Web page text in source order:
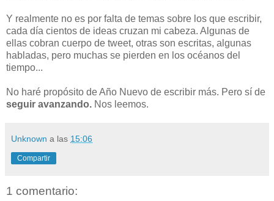
Y realmente no es por falta de temas sobre los que escribir,
cada día cientos de ideas cruzan mi cabeza. Algunas de
ellas cobran cuerpo de tweet, otras son escritas, algunas
habladas, pero muchas se pierden en los océanos del
tiempo...
No haré propósito de Año Nuevo de escribir más. Pero sí de
seguir avanzando. Nos leemos.
Unknown a las 15:06
Compartir
1 comentario: